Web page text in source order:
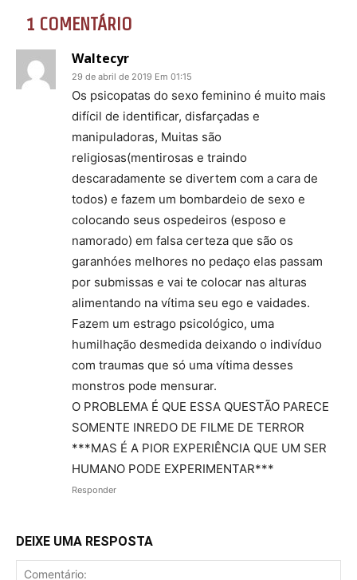
1 COMENTÁRIO
Waltecyr
29 de abril de 2019 Em 01:15
Os psicopatas do sexo feminino é muito mais
difícil de identificar, disfarçadas e
manipuladoras, Muitas são
religiosas(mentirosas e traindo
descaradamente se divertem com a cara de
todos) e fazem um bombardeio de sexo e
colocando seus ospedeiros (esposo e
namorado) em falsa certeza que são os
garanhóes melhores no pedaço elas passam
por submissas e vai te colocar nas alturas
alimentando na vítima seu ego e vaidades.
Fazem um estrago psicológico, uma
humilhação desmedida deixando o indivíduo
com traumas que só uma vítima desses
monstros pode mensurar.
O PROBLEMA É QUE ESSA QUESTÃO PARECE
SOMENTE INREDO DE FILME DE TERROR
***MAS É A PIOR EXPERIÊNCIA QUE UM SER
HUMANO PODE EXPERIMENTAR***
Responder
DEIXE UMA RESPOSTA